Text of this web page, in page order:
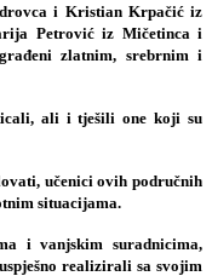
i Kristian Krpačić iz
Petrović iz Mičetinca i
zlatnim, srebrnim i
ali i tješili one koji su
učenici ovih područnih
situacijama.
i vanjskim suradnicima,
realizirali sa svojim